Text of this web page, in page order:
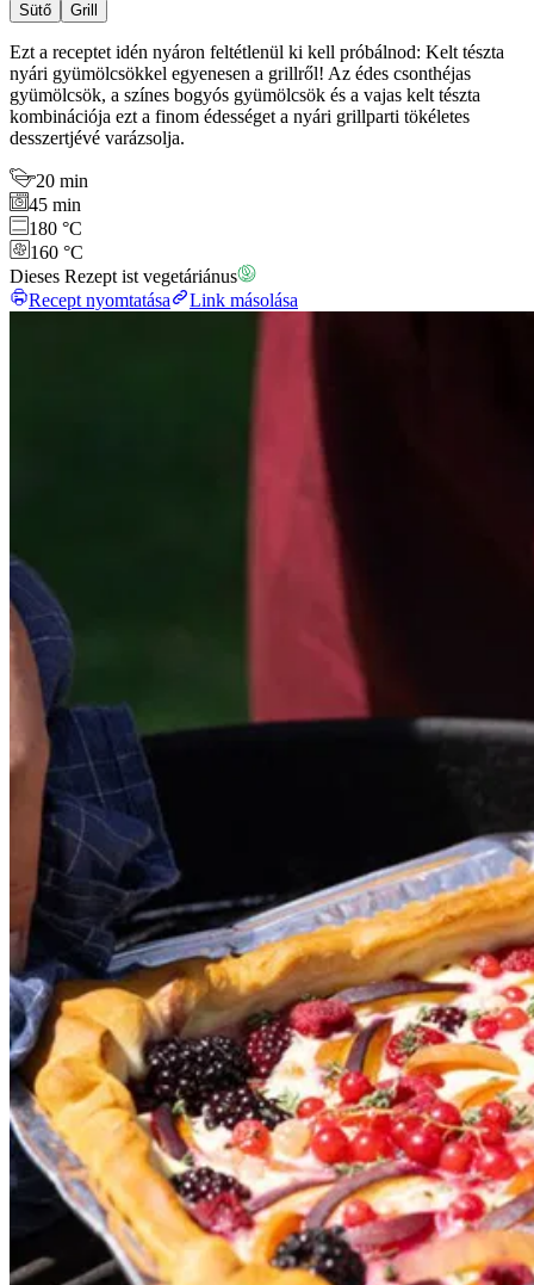
Sütő Grill
Ezt a receptet idén nyáron feltétlenül ki kell próbálnod: Kelt tészta
nyári gyümölcsökkel egyenesen a grillről! Az édes csonthéjas
gyümölcsök, a színes bogyós gyümölcsök és a vajas kelt tészta
kombinációja ezt a finom édességet a nyári grillparti tökéletes
desszertjévé varázsolja.
20 min
45 min
180 °C
160 °C
Dieses Rezept ist vegetáriánus
Recept nyomtatása
Link másolása